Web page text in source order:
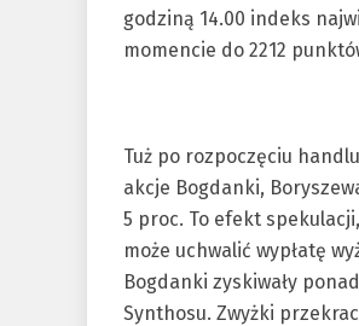
godziną 14.00 indeks
momencie do 2212
Tuż po rozpoczęciu
akcje Bogdanki,
5 proc. To efekt
może uchwalić wypłatę
Bogdanki zyskiwały
Synthosu. Zwyżki